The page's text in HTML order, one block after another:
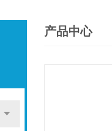
产品中心